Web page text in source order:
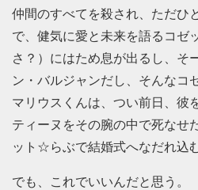
仲間のすべてを殺され、ただひ
で、健気に愛と未来を語るコゼ
さ？）にはため息が出るし、そ
ン・バルジャンだし、そんなコ
マリウスくんは、つい前日、彼
ティーヌをその腕の中で死なせ
ット☆らぶで結婚式へなだれ込
でも、これでいいんだと思う。